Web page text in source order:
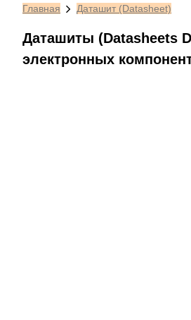
Главная Даташит (Datasheet)
Даташиты (Datasheets
электронных